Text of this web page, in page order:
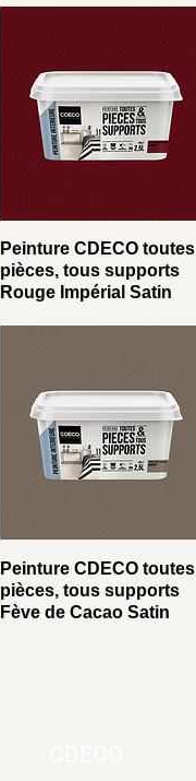
Peinture CDECO toutes
pièces, tous supports
Rouge Impérial Satin
Peinture CDECO toutes
pièces, tous supports
Fève de Cacao Satin